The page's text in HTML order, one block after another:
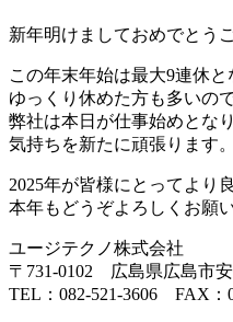
新年明けましておめでとう
この年末年始は最大9連休と
ゆっくり休めた方も多いの
弊社は本日が仕事始めとなり
気持ちを新たに頑張ります。
2025年が皆様にとってより
本年もどうぞよろしくお願
ユージテクノ株式会社
〒731-0102 広島県広島市
TEL：082-521-3606 FAX：